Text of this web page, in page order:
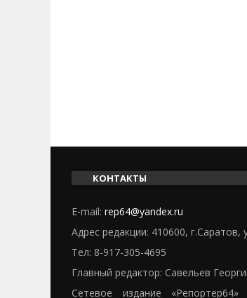
КОНТАКТЫ
E-mail: rep64@yandex.ru
Адрес редакции: 410600, г.Саратов,
Тел: 8-917-305-4695
Главный редактор: Савельев
Сетевое издание